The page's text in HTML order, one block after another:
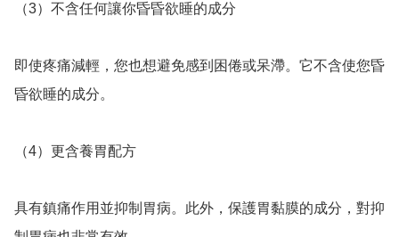
（3）不含任何讓你昏昏欲睡的成分
即使疼痛減輕，您也想避免感到困倦或呆滯。它不含使您昏
昏欲睡的成分。
（4）更含養胃配方
具有鎮痛作用並抑制胃病。此外，保護胃黏膜的成分，對抑